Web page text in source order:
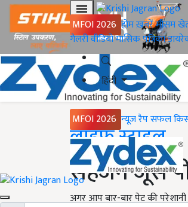
MFOI 2026 होमख़बरेंमौसम
गैलरीवीडियोमासिक पत्रिका
हिंदी
MFOI 2026 न्यूज़ रैपसफल
Home
लाइफ स्टाइल
सहजन जूस
अगर आप बार-बार पेट की